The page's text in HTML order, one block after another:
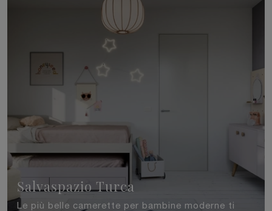
Salvaspazio Turca
Le più belle camerette per bambine moderne ti